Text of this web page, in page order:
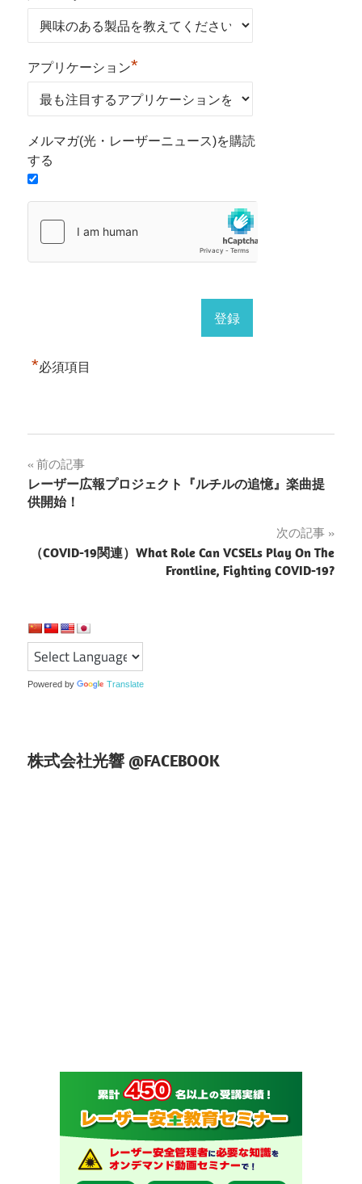
アプリケーション*
メルマガ(光・レーザーニュース)を購読
する
*必須項目
投
稿
ビ
ー
シ
ョ
前の記事
レーザー広報プロジェクト『ルチルの追憶』楽曲提
供開始！
次の記事
（COVID-19関連）What Role Can VCSELs Play On The
Frontline, Fighting COVID-19?
Powered by Translate
株式会社光響 @FACEBOOK